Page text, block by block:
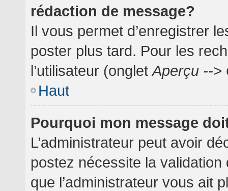
rédaction de message?
Il vous permet d’enregistrer
poster plus tard. Pour les
l’utilisateur (ongletAperçu -->
Haut
Pourquoi mon message
L’administrateur peut avoir
postez nécessite la
que l’administrateur vous ait